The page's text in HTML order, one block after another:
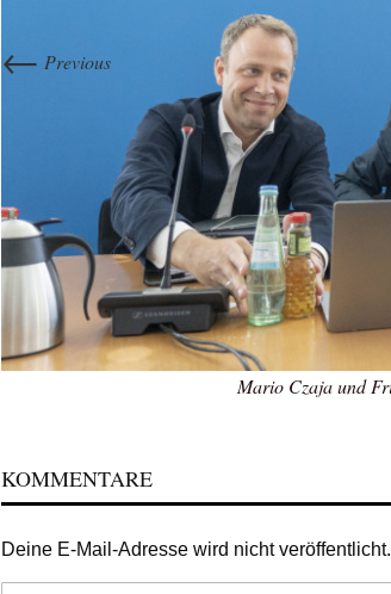
← Previous
Mario Czaja und
KOMMENTARE
Deine E-Mail-Adresse wird nicht veröffentlicht.